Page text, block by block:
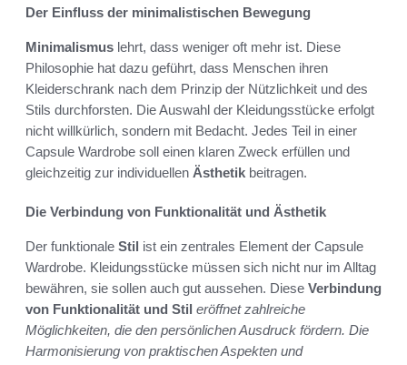
Der Einfluss der minimalistischen Bewegung
Minimalismus lehrt, dass weniger oft mehr ist. Diese
Philosophie hat dazu geführt, dass Menschen ihren
Kleiderschrank nach dem Prinzip der Nützlichkeit und des
Stils durchforsten. Die Auswahl der Kleidungsstücke erfolgt
nicht willkürlich, sondern mit Bedacht. Jedes Teil in einer
Capsule Wardrobe soll einen klaren Zweck erfüllen und
gleichzeitig zur individuellen Ästhetik beitragen.
Die Verbindung von Funktionalität und Ästhetik
Der funktionale Stil ist ein zentrales Element der Capsule
Wardrobe. Kleidungsstücke müssen sich nicht nur im Alltag
bewähren, sie sollen auch gut aussehen. Diese Verbindung
von Funktionalität und Stil eröffnet zahlreiche
Möglichkeiten, die den persönlichen Ausdruck fördern. Die
Harmonisierung von praktischen Aspekten und